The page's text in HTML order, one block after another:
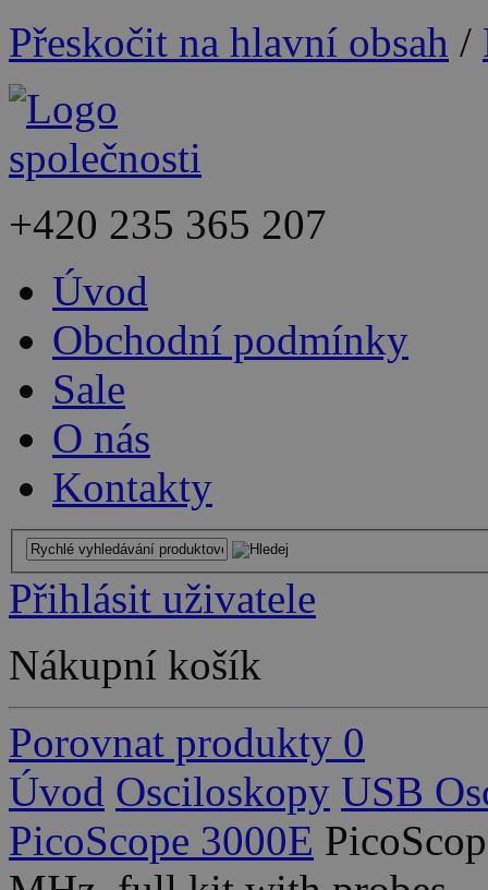
Přeskočit na hlavní obsah /
+420 235 365 207
Úvod
Obchodní podmínky
Sale
O nás
Kontakty
Přihlásit uživatele
Nákupní košík
Porovnat produkty 0
Úvod Osciloskopy USB
PicoScope 3000E